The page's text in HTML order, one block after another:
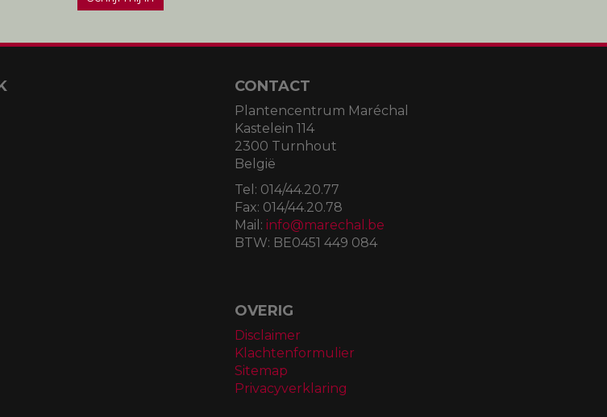
CONTACT
Plantencentrum Maréchal
Kastelein 114
2300 Turnhout
België
Tel: 014/44.20.77
Fax: 014/44.20.78
Mail: info@marechal.be
BTW: BE0451 449 084
OVERIG
Disclaimer
Klachtenformulier
Sitemap
Privacyverklaring